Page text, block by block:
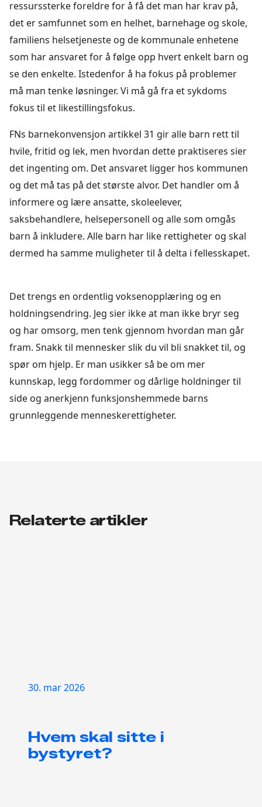
ressurssterke foreldre for å få det man har krav på,
det er samfunnet som en helhet, barnehage og skole,
familiens helsetjeneste og de kommunale enhetene
som har ansvaret for å følge opp hvert enkelt barn og
se den enkelte. Istedenfor å ha fokus på problemer
må man tenke løsninger. Vi må gå fra et sykdoms
fokus til et likestillingsfokus.
FNs barnekonvensjon artikkel 31 gir alle barn rett til
hvile, fritid og lek, men hvordan dette praktiseres sier
det ingenting om. Det ansvaret ligger hos kommunen
og det må tas på det største alvor. Det handler om å
informere og lære ansatte, skoleelever,
saksbehandlere, helsepersonell og alle som omgås
barn å inkludere. Alle barn har like rettigheter og skal
dermed ha samme muligheter til å delta i fellesskapet.
Det trengs en ordentlig voksenopplæring og en
holdningsendring. Jeg sier ikke at man ikke bryr seg
og har omsorg, men tenk gjennom hvordan man går
fram. Snakk til mennesker slik du vil bli snakket til, og
spør om hjelp. Er man usikker så be om mer
kunnskap, legg fordommer og dårlige holdninger til
side og anerkjenn funksjonshemmede barns
grunnleggende menneskerettigheter.
Relaterte artikler
30. mar 2026
Hvem skal sitte i
bystyret?